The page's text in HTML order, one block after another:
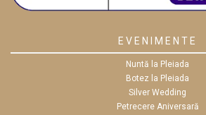
EVENIMENTE
Nuntă la Pleiada
Botez la Pleiada
Silver Wedding
Petrecere Aniversară